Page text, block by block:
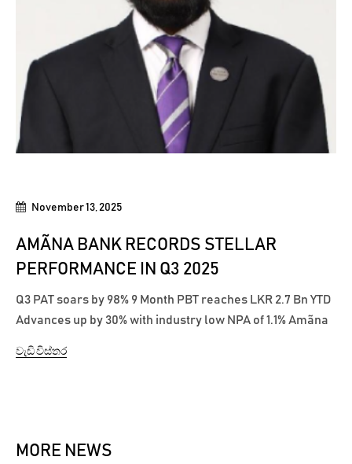
November 13, 2025
AMÃNA BANK RECORDS STELLAR
PERFORMANCE IN Q3 2025
Q3 PAT soars by 98% 9 Month PBT reaches LKR 2.7 Bn YTD
Advances up by 30% with industry low NPA of 1.1% Amãna
nearly doubling its profits in Q3 to reach a YTD PBT of LKR
වැඩි විස්තර
MORE NEWS